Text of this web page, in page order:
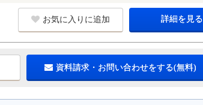
お気に入りに追加 詳細を見る
資料請求・お問い合わせをする(無料)